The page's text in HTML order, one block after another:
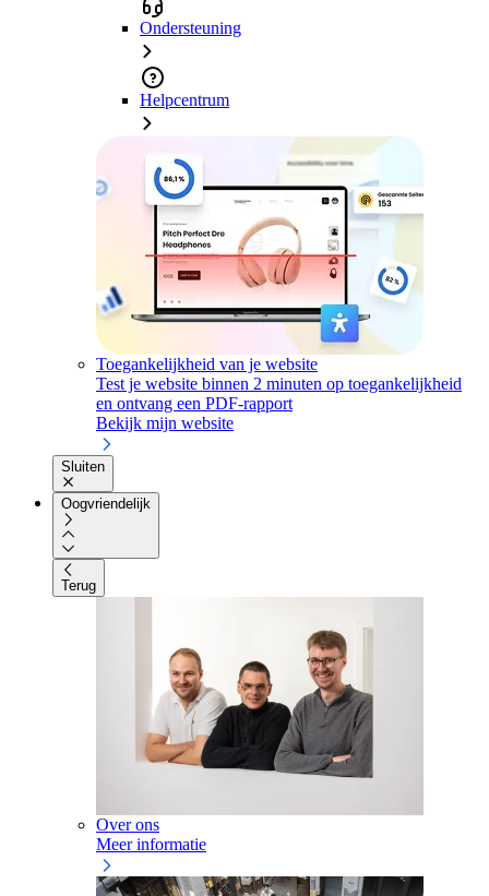
Ondersteuning
Helpcentrum
Toegankelijkheid van je website
Test je website binnen 2 minuten op toegankelijkheid
en ontvang een PDF-rapport
Bekijk mijn website
Sluiten
Oogvriendelijk
Terug
Over ons
Meer informatie